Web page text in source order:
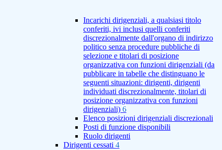
Incarichi dirigenziali, a qualsiasi titolo
conferiti, ivi inclusi quelli conferiti
discrezionalmente dall'organo di indirizzo
politico senza procedure pubbliche di
selezione e titolari di posizione
organizzativa con funzioni dirigenziali (da
pubblicare in tabelle che distinguano le
seguenti situazioni: dirigenti, dirigenti
individuati discrezionalmente, titolari di
posizione organizzativa con funzioni
dirigenziali) 6
Elenco posizioni dirigenziali discrezionali
Posti di funzione disponibili
Ruolo dirigenti
Dirigenti cessati 4